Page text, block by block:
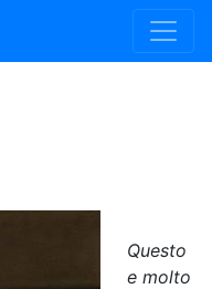
Questo
e molto